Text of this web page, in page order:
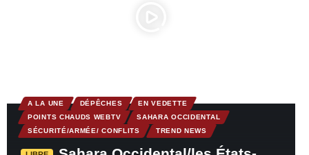
A LA UNE DÉPÊCHES
EN VEDETTE
POINTS CHAUDS WEBTV
SAHARA OCCIDENTAL
SÉCURITÉ/ARMÉE/ CONFLITS
TREND NEWS